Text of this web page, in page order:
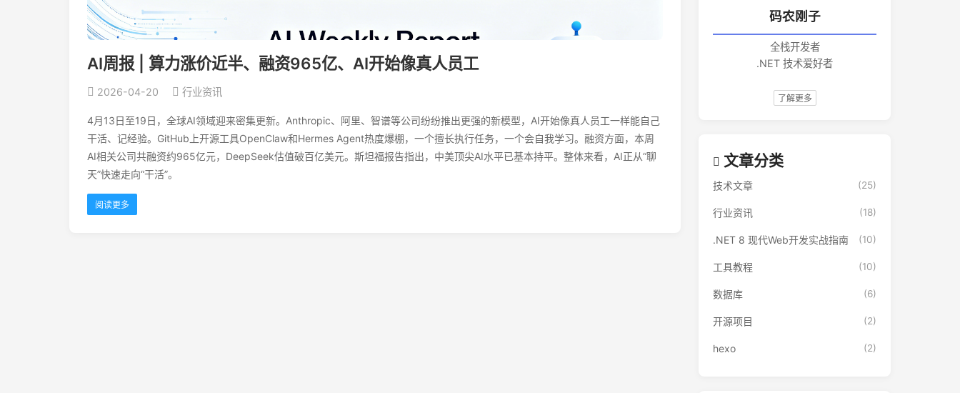
AI周报 | 算力涨价近半、融资965亿、AI开始像真人员工
2026-04-20 行业资讯
4月13日至19日，全球AI领域迎来密集更新。Anthropic、阿里、智谱等公司纷纷推出更强的新模型，AI开始像真人员工一样能自己
干活、记经验。GitHub上开源工具OpenClaw和Hermes Agent热度爆棚，一个擅长执行任务，一个会自我学习。融资方面，本周
AI相关公司共融资约965亿元，DeepSeek估值破百亿美元。斯坦福报告指出，中美顶尖AI水平已基本持平。整体来看，AI正从“聊
天”快速走向“干活”。
阅读更多
码农刚子
全栈开发者
.NET 技术爱好者
了解更多
文章分类
技术文章 (25)
行业资讯 (18)
.NET 8 现代Web开发实战指南 (10)
工具教程 (10)
数据库 (6)
开源项目 (2)
hexo (2)